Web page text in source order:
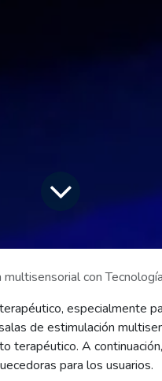
con
especialmente
de estimulación
terapéutico. A
para los usuarios.